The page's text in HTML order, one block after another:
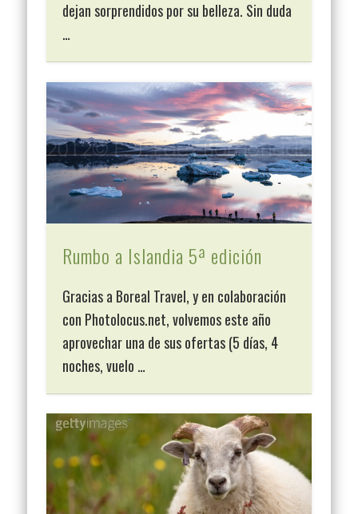
dejan sorprendidos por su belleza. Sin duda
…
Rumbo a Islandia 5ª edición
Gracias a Boreal Travel, y en colaboración
con Photolocus.net, volvemos este año
aprovechar una de sus ofertas (5 días, 4
noches, vuelo …